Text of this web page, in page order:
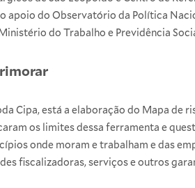
apoio do Observatório da Política
do Trabalho e Previdência
Cipa, está a elaboração do Mapa de
os limites dessa ferramenta e
onde moram e trabalham e das
fiscalizadoras, serviços e outros